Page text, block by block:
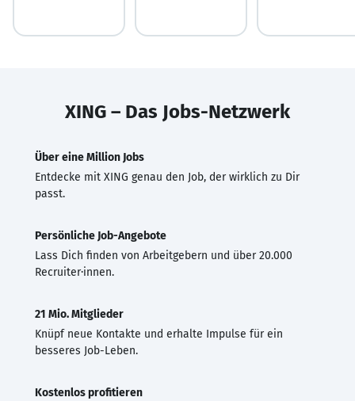
XING – Das Jobs-Netzwerk
Über eine Million Jobs
Entdecke mit XING genau den Job, der wirklich zu Dir
passt.
Persönliche Job-Angebote
Lass Dich finden von Arbeitgebern und über 20.000
Recruiter·innen.
21 Mio. Mitglieder
Knüpf neue Kontakte und erhalte Impulse für ein
besseres Job-Leben.
Kostenlos profitieren